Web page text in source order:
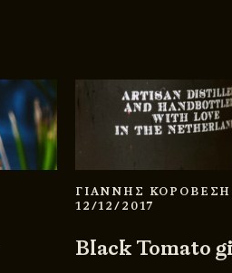
ΓΙΑΝΝΗΣ
12/12/2017
Black Tomato